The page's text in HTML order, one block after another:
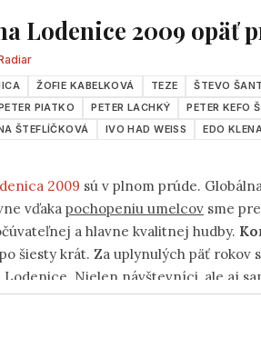
Lodenice 2009 opäť
ŽOFIE KABELKOVÁ TEZE ŠTEVO
PIATKO PETER LACHKÝ PETER KEFO
ŠTEFLÍČKOVÁ IVO HAD WEISS EDO
2009 sú v plnom prúde.
vďaka pochopeniu umelcov sme
a hlavne kvalitnej hudby.
šiesty krát. Za uplynulých päť rokov
Lodenice. Nielen návštevníci, ale aj
a vnímavýnm publikom.